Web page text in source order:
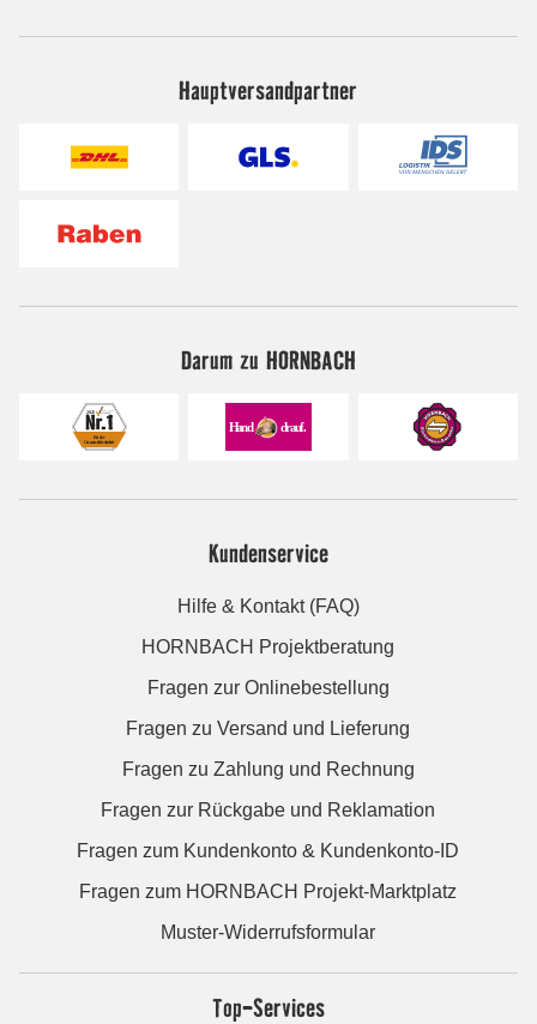
Hauptversandpartner
Darum zu HORNBACH
Kundenservice
Hilfe & Kontakt (FAQ)
HORNBACH Projektberatung
Fragen zur Onlinebestellung
Fragen zu Versand und Lieferung
Fragen zu Zahlung und Rechnung
Fragen zur Rückgabe und Reklamation
Fragen zum Kundenkonto & Kundenkonto-ID
Fragen zum HORNBACH Projekt-Marktplatz
Muster-Widerrufsformular
Top-Services